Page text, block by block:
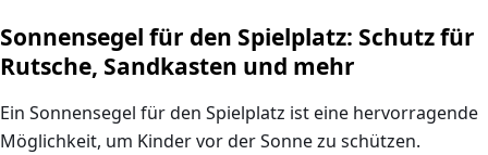
Sonnensegel für den Spielplatz: Schutz für
Rutsche, Sandkasten und mehr
Ein Sonnensegel für den Spielplatz ist eine hervorragende
Möglichkeit, um Kinder vor der Sonne zu schützen.